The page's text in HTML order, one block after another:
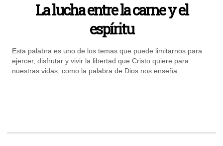
La lucha entre la carne y el
espíritu
Esta palabra es uno de los temas que puede limitarnos para
ejercer, disfrutar y vivir la libertad que Cristo quiere para
nuestras vidas, como la palabra de Dios nos enseña....